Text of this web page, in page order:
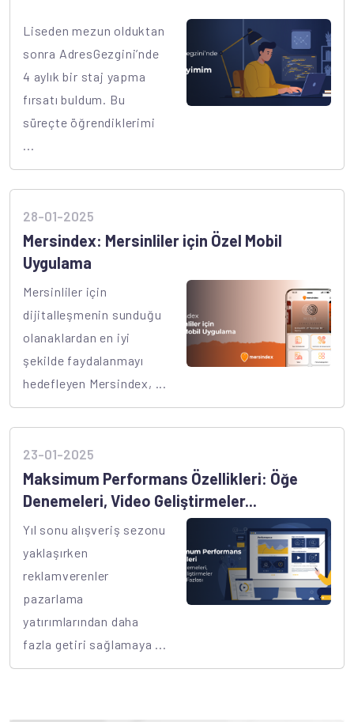
Liseden mezun olduktan
sonra AdresGezgini’nde
4 aylık bir staj yapma
fırsatı buldum. Bu
süreçte öğrendiklerimi
...
28-01-2025
Mersindex: Mersinliler için Özel Mobil
Uygulama
Mersinliler için
dijitalleşmenin sunduğu
olanaklardan en iyi
şekilde faydalanmayı
hedefleyen Mersindex, ...
23-01-2025
Maksimum Performans Özellikleri: Öğe
Denemeleri, Video Geliştirmeler...
Yıl sonu alışveriş sezonu
yaklaşırken
reklamverenler
pazarlama
yatırımlarından daha
fazla getiri sağlamaya ...